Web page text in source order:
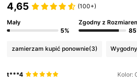
4,73 260K Obserwujący
4,65 (100+)
Mały
5%
Zgodny z
zamierzam kupić ponownie(3)
t***4 Kolor: